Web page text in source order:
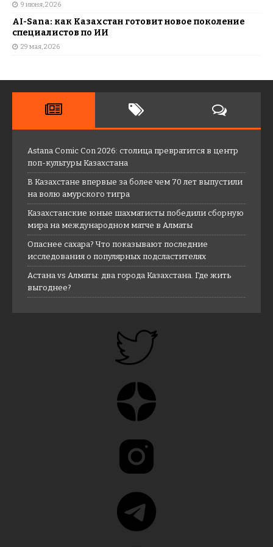
9 июня, 2026
AI-Sana: как Казахстан готовит новое поколение
специалистов по ИИ
29 мая, 2026
Astana Comic Con 2026: столица превратится в центр
поп-культуры Казахстана
В Казахстане впервые за более чем 70 лет выпустили
на волю амурского тигра
Казахстанские юные шахматисты победили сборную
мира на международном матче в Алматы
Опаснее сахара? Что показывают последние
исследования о популярных подсластителях
Астана vs Алматы: два города Казахстана. Где жить
выгоднее?